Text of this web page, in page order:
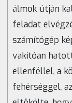
álmok útján
feladat
számítógép
vakítóan
ellenféllel, a
fehérséggel,